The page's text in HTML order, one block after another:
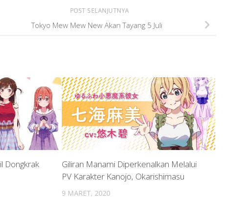
POST SELANJUTNYA
Tokyo Mew Mew New Akan Tayang 5 Juli
Dongkrak
Giliran Manami Diperkenalkan Melalui
PV Karakter Kanojo, Okarishimasu
9 MARET, 2020